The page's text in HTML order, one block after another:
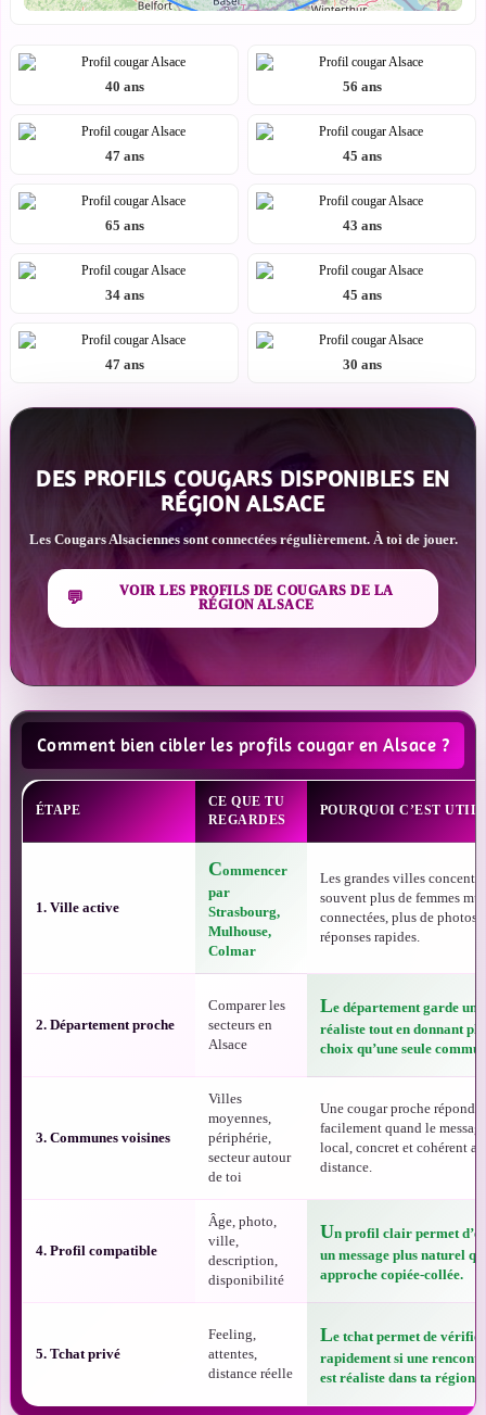
40 ans 56 ans
47 ans 45 ans
65 ans 43 ans
34 ans 45 ans
47 ans 30 ans
DES PROFILS COUGARS DISPONIBLES EN
RÉGION ALSACE
Les Cougars Alsaciennes sont connectées régulièrement. À toi de jouer.
VOIR LES PROFILS DE COUGARS DE LA
RÉGION ALSACE
Comment bien cibler les profils cougar en Alsace ?
ÉTAPE
CE QUE TU
REGARDES
POURQUOI C’EST
1. Ville active
Commencer
par
Strasbourg,
Mulhouse,
Colmar
Les grandes villes
souvent plus de femmes
connectées, plus de photos
réponses rapides.
2. Département proche
Comparer les
secteurs en
Alsace
Le département garde
réaliste tout en donnant
choix qu’une seule
3. Communes voisines
Villes
moyennes,
périphérie,
secteur autour
de toi
Une cougar proche répond
facilement quand le
local, concret et cohérent
distance.
4. Profil compatible
Âge, photo,
ville,
description,
disponibilité
Un profil clair permet
un message plus naturel
approche copiée-collée.
5. Tchat privé
Feeling,
attentes,
distance réelle
Le tchat permet de vérifier
rapidement si une
est réaliste dans ta région.